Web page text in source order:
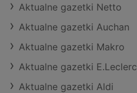
Aktualne gazetki Netto
Aktualne gazetki Auchan
Aktualne gazetki Makro
Aktualne gazetki E.Leclerc
Aktualne gazetki Aldi